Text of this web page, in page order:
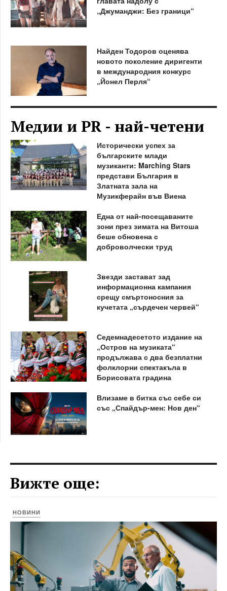
„Джуманджи: Без граници“
Найден Тодоров оценява
новото поколение диригенти
в международния конкурс
„Йонел Перля“
Медии и PR - най-четени
Исторически успех за
българските млади
музиканти: Marching Stars
представи България в
Златната зала на
Музикферайн във Виена
Една от най-посещаваните
зони през зимата на Витоша
беше обновена с
доброволчески труд
Звезди застават зад
информационна кампания
срещу смъртоносния за
кучетата „сърдечен червей“
Седемнадесетото издание на
„Остров на музиката“
продължава с два безплатни
фолклорни спектакъла в
Борисовата градина
Влизаме в битка със себе си
със „Спайдър-мен: Нов ден“
Вижте още:
НОВИНИ